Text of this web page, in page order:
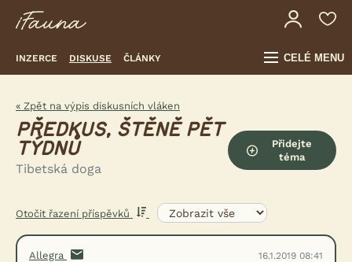
INZERCE DISKUSE ČLÁNKY CELÉ MENU
« Zpět na výpis diskusních vláken
PŘEDKUS, ŠTĚNĚ PĚT
TÝDNŮ
Tibetská doga
Přidejte
téma
Otočit řazení příspěvků
Allegra 16.1.2019 08:41